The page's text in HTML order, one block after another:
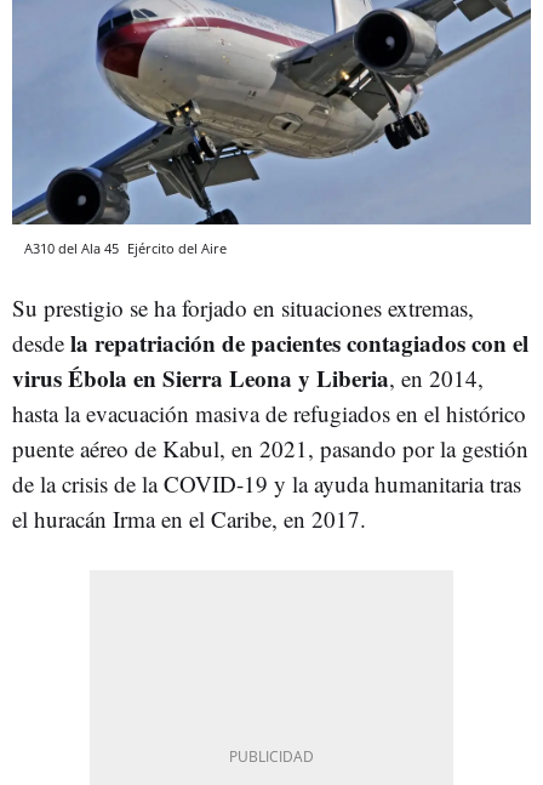
A310 del Ala 45 Ejército del Aire
Su prestigio se ha forjado en situaciones extremas,
desde la repatriación de pacientes contagiados con el
virus Ébola en Sierra Leona y Liberia, en 2014,
hasta la evacuación masiva de refugiados en el histórico
puente aéreo de Kabul, en 2021, pasando por la gestión
de la crisis de la COVID-19 y la ayuda humanitaria tras
el huracán Irma en el Caribe, en 2017.